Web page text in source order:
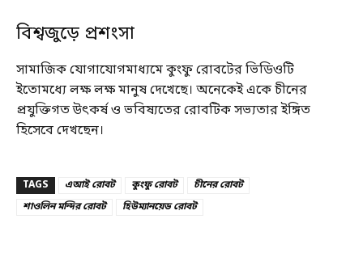
বিশ্বজুড়ে প্রশংসা
সামাজিক যোগাযোগমাধ্যমে কুংফু রোবটের ভিডিওটি
ইতোমধ্যে লক্ষ লক্ষ মানুষ দেখেছে। অনেকেই একে চীনের
প্রযুক্তিগত উৎকর্ষ ও ভবিষ্যতের রোবটিক সভ্যতার ইঙ্গিত
হিসেবে দেখছেন।
TAGS এআই রোবট কুংফু রোবট
চীনের রোবট
শাওলিন মন্দির রোবট
হিউম্যানয়েড রোবট